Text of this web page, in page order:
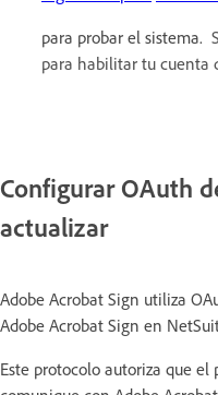
para probar el sistema.
para habilitar tu cuenta
Configurar OAuth
actualizar
Adobe Acrobat Sign utiliza
Adobe Acrobat Sign en
Este protocolo autoriza que